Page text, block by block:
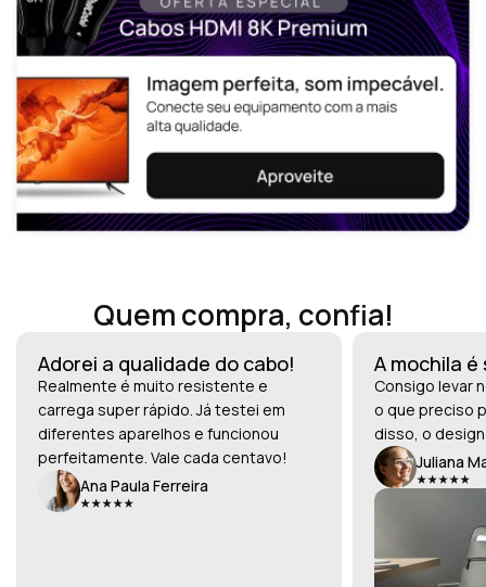
Quem compra, confia!
Adorei a qualidade do cabo!
Realmente é muito resistente e
carrega super rápido. Já testei em
diferentes aparelhos e funcionou
perfeitamente. Vale cada centavo!
Ana Paula Ferreira
A mochila
Consigo levar
o que preciso
disso, o
Juliana